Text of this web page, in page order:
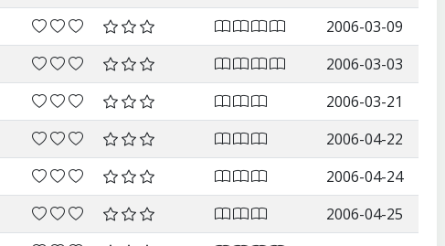
2006-03-09
2006-03-03
2006-03-21
2006-04-22
2006-04-24
2006-04-25